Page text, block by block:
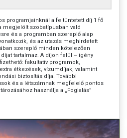
programjainknál a feltüntetett díj 1 fő
megjelölt szobatípusban való
és a programban szereplő alap
és az utazás meghirdetett
szereplő minden kötelezően
tartalmaz. A díjon felül – igény
fakultatív programok,
étkezések, vízumdíjak, valamint
biztosítás díja. További
és a létszámnak megfelelő pontos
használja a „Foglalás”